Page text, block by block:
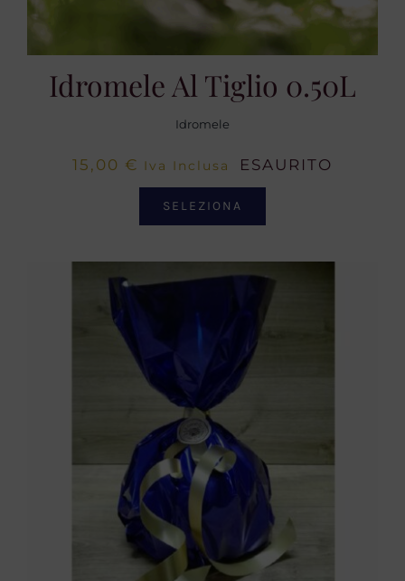
Idromele Al Tiglio 0.50L
Idromele
15,00 € Iva Inclusa ESAURITO
SELEZIONA